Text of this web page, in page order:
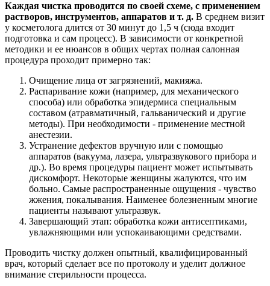
Каждая чистка проводится по своей схеме, с применением
растворов, инструментов, аппаратов и т. д. В среднем визит
у косметолога длится от 30 минут до 1,5 ч (сюда входит
подготовка и сам процесс). В зависимости от конкретной
методики и ее нюансов в общих чертах полная салонная
процедура проходит примерно так:
Очищение лица от загрязнений, макияжа.
Распаривание кожи (например, для механического
способа) или обработка эпидермиса специальным
составом (атравматичный, гальванический и другие
методы). При необходимости - применение местной
анестезии.
Устранение дефектов вручную или с помощью
аппаратов (вакуума, лазера, ультразвукового прибора и
др.). Во время процедуры пациент может испытывать
дискомфорт. Некоторые женщины жалуются, что им
больно. Самые распространенные ощущения - чувство
жжения, покалывания. Наименее болезненным многие
пациенты называют ультразвук.
Завершающий этап: обработка кожи антисептиками,
увлажняющими или успокаивающими средствами.
Проводить чистку должен опытный, квалифицированный
врач, который сделает все по протоколу и уделит должное
внимание стерильности процесса.